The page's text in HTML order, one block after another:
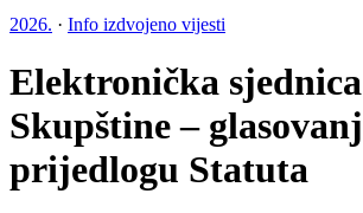
2026. · Info izdvojeno vijesti
Elektronička sjednica
Skupštine –
prijedlogu Statuta